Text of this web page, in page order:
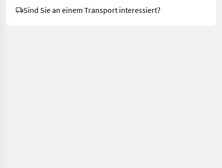
Sind Sie an einem Transport interessiert?